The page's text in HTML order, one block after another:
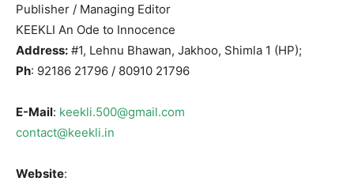
Publisher / Managing Editor
KEEKLI An Ode to Innocence
Address: #1, Lehnu Bhawan, Jakhoo, Shimla 1 (HP);
Ph: 92186 21796 / 80910 21796
E-Mail: keekli.500@gmail.com
contact@keekli.in
Website: